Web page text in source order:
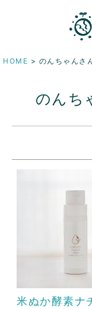
HOME のんちゃんさ
のんち
米ぬか酵素ナ